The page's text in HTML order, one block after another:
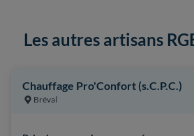
Les autres artisans
Chauffage Pro'Confort (s.C.P.C.)
Bréval